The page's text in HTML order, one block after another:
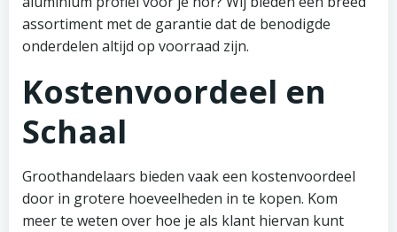
assortiment met de garantie dat de benodigde
onderdelen altijd op voorraad zijn.
Kostenvoordeel en
Schaal
Groothandelaars bieden vaak een kostenvoordeel
door in grotere hoeveelheden in te kopen. Kom
meer te weten over hoe je als klant hiervan kunt